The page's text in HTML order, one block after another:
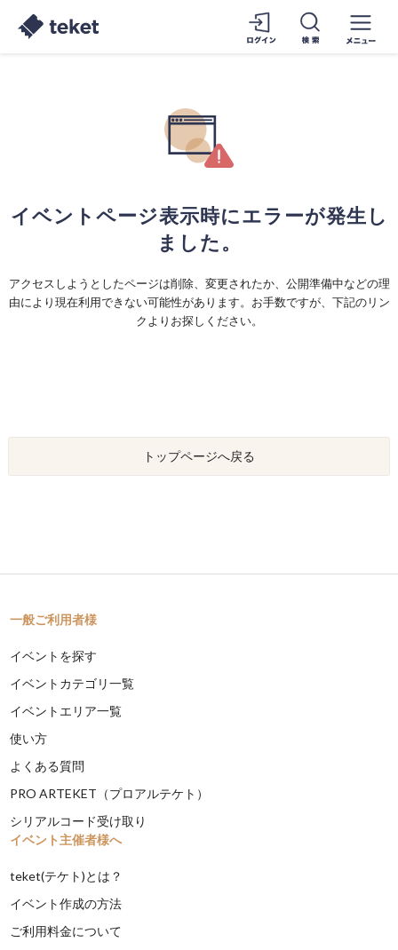
イベントページ表示時にエラーが発生し
ました。
アクセスしようとしたページは削除、変更されたか、公開準備中などの理
由により現在利用できない可能性があります。お手数ですが、下記のリン
クよりお探しください。
トップページへ戻る
一般ご利用者様
イベントを探す
イベントカテゴリ一覧
イベントエリア一覧
使い方
よくある質問
PRO ARTEKET（プロアルテケト）
シリアルコード受け取り
イベント主催者様へ
teket(テケト)とは？
イベント作成の方法
ご利用料金について